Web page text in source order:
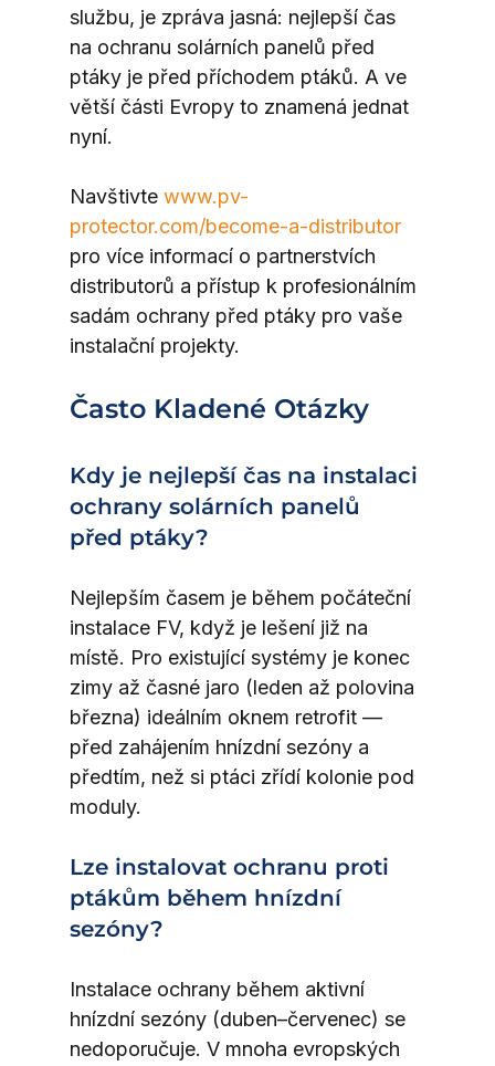
službu, je zpráva jasná: nejlepší čas
na ochranu solárních panelů před
ptáky je před příchodem ptáků. A ve
větší části Evropy to znamená jednat
nyní.
Navštivte www.pv-
protector.com/become-a-distributor
pro více informací o partnerstvích
distributorů a přístup k profesionálním
sadám ochrany před ptáky pro vaše
instalační projekty.
Často Kladené Otázky
Kdy je nejlepší čas na instalaci
ochrany solárních panelů
před ptáky?
Nejlepším časem je během počáteční
instalace FV, když je lešení již na
místě. Pro existující systémy je konec
zimy až časné jaro (leden až polovina
března) ideálním oknem retrofit —
před zahájením hnízdní sezóny a
předtím, než si ptáci zřídí kolonie pod
moduly.
Lze instalovat ochranu proti
ptákům během hnízdní
sezóny?
Instalace ochrany během aktivní
hnízdní sezóny (duben–červenec) se
nedoporučuje. V mnoha evropských